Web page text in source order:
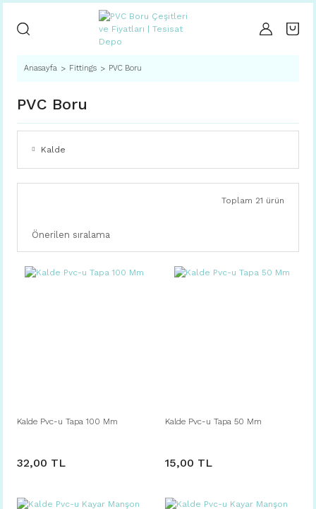
Anasayfa Fittings PVC Boru
PVC Boru
Kalde
Toplam 21 ürün
Kalde Pvc-u Tapa 100 Mm
32,00 TL
Kalde Pvc-u Tapa 50 Mm
15,00 TL